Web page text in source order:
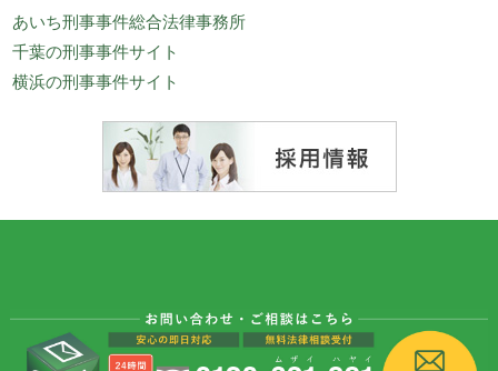
あいち刑事事件総合法律事務所
千葉の刑事事件サイト
横浜の刑事事件サイト